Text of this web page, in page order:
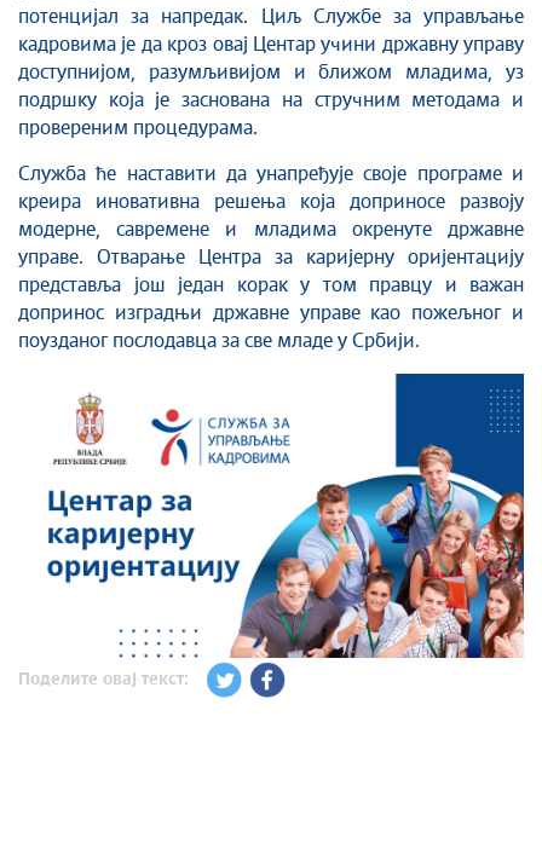
потенцијал за напредак. Циљ Службе за управљање
кадровима је да кроз овај Центар учини државну управу
доступнијом, разумљивијом и ближом младима, уз
подршку која је заснована на стручним методама и
провереним процедурама.
Служба ће наставити да унапређује своје програме и
креира иновативна решења која доприносе развоју
модерне, савремене и младима окренуте државне
управе. Отварање Центра за каријерну оријентацију
представља још један корак у том правцу и важан
допринос изградњи државне управе као пожељног и
поузданог послодавца за све младе у Србији.
Поделите овај текст: